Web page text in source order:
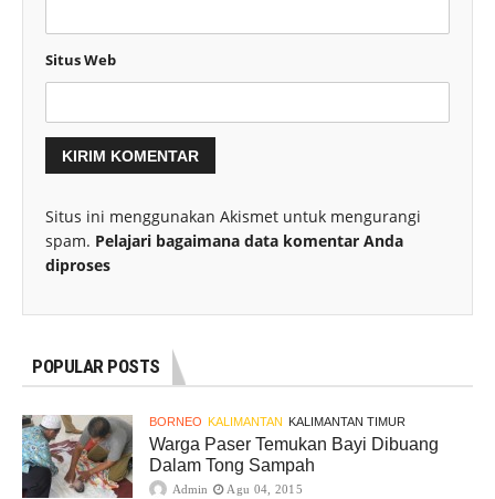
Situs Web
Situs ini menggunakan Akismet untuk mengurangi
spam. Pelajari bagaimana data komentar Anda
diproses
POPULAR POSTS
BORNEO KALIMANTAN KALIMANTAN TIMUR
Warga Paser Temukan Bayi Dibuang
Dalam Tong Sampah
Admin Agu 04, 2015